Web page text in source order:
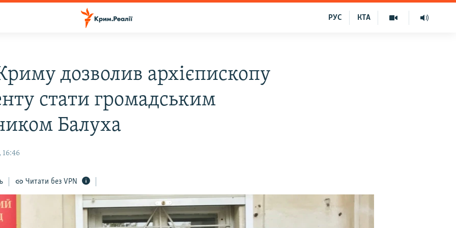
КТА
РУС
дозволив архієпископу
стати громадським
Балуха
16:46
Читати без VPN